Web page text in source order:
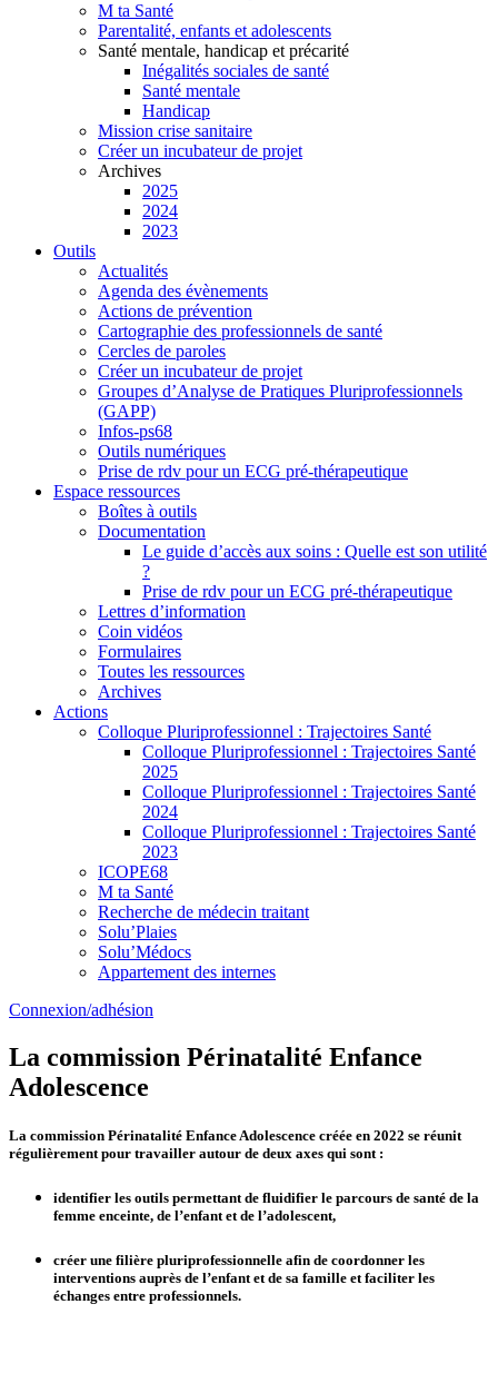
M ta Santé
Parentalité, enfants et adolescents
Santé mentale, handicap et précarité
Inégalités sociales de santé
Santé mentale
Handicap
Mission crise sanitaire
Créer un incubateur de projet
Archives
2025
2024
2023
Outils
Actualités
Agenda des évènements
Actions de prévention
Cartographie des professionnels de santé
Cercles de paroles
Créer un incubateur de projet
Groupes d’Analyse de Pratiques Pluriprofessionnels
(GAPP)
Infos-ps68
Outils numériques
Prise de rdv pour un ECG pré-thérapeutique
Espace ressources
Boîtes à outils
Documentation
Le guide d’accès aux soins : Quelle est son utilité
?
Prise de rdv pour un ECG pré-thérapeutique
Lettres d’information
Coin vidéos
Formulaires
Toutes les ressources
Archives
Actions
Colloque Pluriprofessionnel : Trajectoires Santé
Colloque Pluriprofessionnel : Trajectoires Santé
2025
Colloque Pluriprofessionnel : Trajectoires Santé
2024
Colloque Pluriprofessionnel : Trajectoires Santé
2023
ICOPE68
M ta Santé
Recherche de médecin traitant
Solu’Plaies
Solu’Médocs
Appartement des internes
Connexion/adhésion
La commission Périnatalité Enfance
Adolescence
La commission Périnatalité Enfance Adolescence créée en 2022 se réunit
régulièrement pour travailler autour de deux axes qui sont :
identifier les outils permettant de fluidifier le parcours de santé de la
femme enceinte, de l’enfant et de l’adolescent,
créer une filière pluriprofessionnelle afin de coordonner les
interventions auprès de l’enfant et de sa famille et faciliter les
échanges entre professionnels.